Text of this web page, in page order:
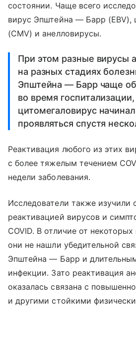
состоянии. Чаще всего
вирус Эпштейна — Барр (EBV),
(CMV) и анелловирусы.
При этом разные вирусы
на разных стадиях
Эпштейна — Барр чаще
во время госпитализации,
цитомегаловирус
проявляться спустя
Реактивация любого из этих
с более тяжелым течением
недели заболевания.
Исследователи также изучили
реактивацией вирусов и
COVID. В отличие от
они не нашли убедительной
Эпштейна — Барр и
инфекции. Зато реактивация
оказалась связана с
и другими стойкими